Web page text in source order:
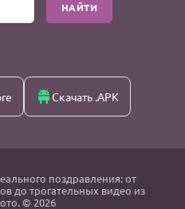
НАЙТИ
Скачать .APK
поздравления: от
до трогательных видео из
© 2026